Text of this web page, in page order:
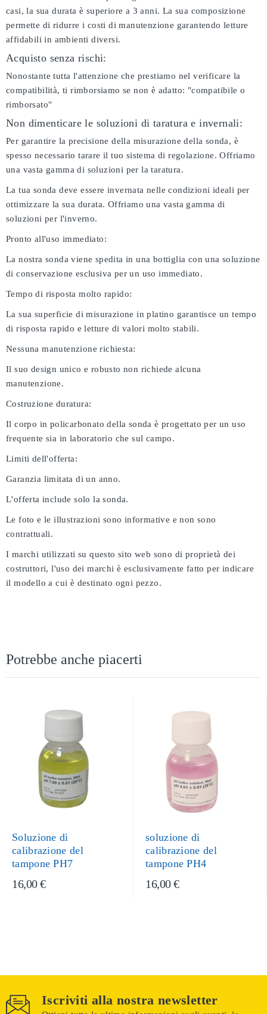
casi, la sua durata è superiore a 3 anni. La sua composizione
permette di ridurre i costi di manutenzione garantendo letture
affidabili in ambienti diversi.
Acquisto senza rischi:
Nonostante tutta l'attenzione che prestiamo nel verificare la
compatibilità, ti rimborsiamo se non è adatto: "compatibile o
rimborsato"
Non dimenticare le soluzioni di taratura e invernali:
Per garantire la precisione della misurazione della sonda, è
spesso necessario tarare il tuo sistema di regolazione. Offriamo
una vasta gamma di soluzioni per la taratura.
La tua sonda deve essere invernata nelle condizioni ideali per
ottimizzare la sua durata. Offriamo una vasta gamma di
soluzioni per l'inverno.
Pronto all'uso immediato:
La nostra sonda viene spedita in una bottiglia con una soluzione
di conservazione esclusiva per un uso immediato.
Tempo di risposta molto rapido:
La sua superficie di misurazione in platino garantisce un tempo
di risposta rapido e letture di valori molto stabili.
Nessuna manutenzione richiesta:
Il suo design unico e robusto non richiede alcuna
manutenzione.
Costruzione duratura:
Il corpo in policarbonato della sonda è progettato per un uso
frequente sia in laboratorio che sul campo.
Limiti dell'offerta:
Garanzia limitata di un anno.
L'offerta include solo la sonda.
Le foto e le illustrazioni sono informative e non sono
contrattuali.
I marchi utilizzati su questo sito web sono di proprietà dei
costruttori, l'uso dei marchi è esclusivamente fatto per indicare
il modello a cui è destinato ogni pezzo.
Potrebbe anche piacerti
Soluzione di
calibrazione del
tampone PH7
16,00 €
soluzione di
calibrazione del
tampone PH4
16,00 €
Iscriviti alla nostra newsletter